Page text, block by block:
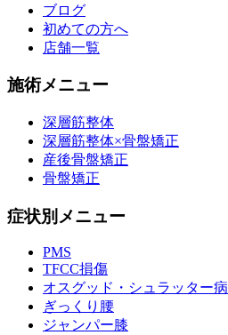
ブログ
初めての方へ
店舗一覧
施術メニュー
深層筋整体
深層筋整体×骨盤矯正
産後骨盤矯正
骨盤矯正
症状別メニュー
PMS
TFCC損傷
オスグッド・シュラッター病
ぎっくり腰
ジャンパー膝